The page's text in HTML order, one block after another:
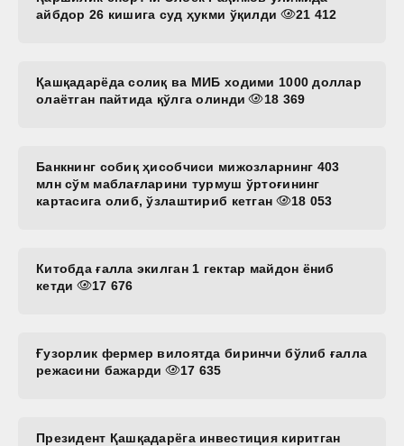
айбдор 26 кишига суд ҳукми ўқилди
21 412
Қашқадарёда солиқ ва МИБ ходими 1000 доллар
олаётган пайтида қўлга олинди
18 369
Банкнинг собиқ ҳисобчиси мижозларнинг 403
млн сўм маблағларини турмуш ўртоғининг
картасига олиб, ўзлаштириб кетган
18 053
Китобда ғалла экилган 1 гектар майдон ёниб
кетди
17 676
Ғузорлик фермер вилоятда биринчи бўлиб ғалла
режасини бажарди
17 635
Президент Қашқадарёга инвестиция киритган